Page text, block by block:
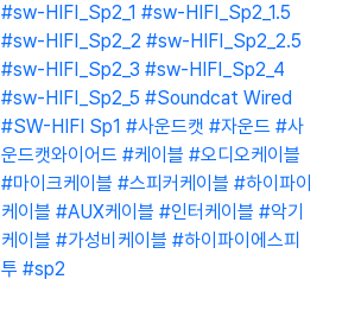
#sw-HIFI_Sp2_1 #sw-HIFI_Sp2_1.5
#sw-HIFI_Sp2_2 #sw-HIFI_Sp2_2.5
#sw-HIFI_Sp2_3 #sw-HIFI_Sp2_4
#sw-HIFI_Sp2_5 #Soundcat Wired
#SW-HIFI Sp1 #사운드캣 #자운드 #사
운드캣와이어드 #케이블 #오디오케이블
#마이크케이블 #스피커케이블 #하이파이
케이블 #AUX케이블 #인터케이블 #악기
케이블 #가성비케이블 #하이파이에스피
투 #sp2